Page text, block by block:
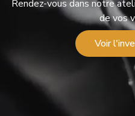
Rendez-vous dans notre
de vos
Voir